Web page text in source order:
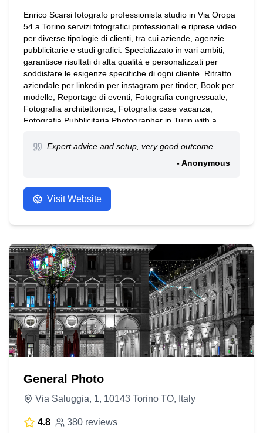
Enrico Scarsi fotografo professionista studio in Via Oropa
54 a Torino servizi fotografici professionali e riprese video
per diverse tipologie di clienti, tra cui aziende, agenzie
pubblicitarie e studi grafici. Specializzato in vari ambiti,
garantisce risultati di alta qualità e personalizzati per
soddisfare le esigenze specifiche di ogni cliente. Ritratto
aziendale per linkedin per instagram per tinder, Book per
modelle, Reportage di eventi, Fotografia congressuale,
Fotografia architettonica, Fotografia case vacanza,
Fotografia Pubblicitaria.Photographer in Turin with a
services Photographe à Turin avec un studio photo à
Expert advice and setup, very good outcome
- Anonymous
Visit Website
General Photo
Via Saluggia, 1, 10143 Torino TO, Italy
4.8 380 reviews